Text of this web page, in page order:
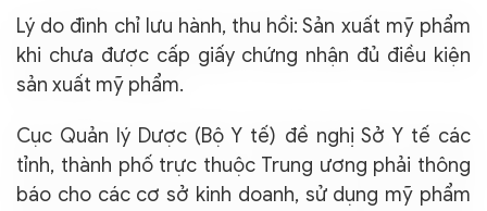
Lý do đình chỉ lưu hành, thu hồi: Sản xuất mỹ phẩm
khi chưa được cấp giấy chứng nhận đủ điều kiện
sản xuất mỹ phẩm.
Cục Quản lý Dược (Bộ Y tế) đề nghị Sở Y tế các
tỉnh, thành phố trực thuộc Trung ương phải thông
báo cho các cơ sở kinh doanh, sử dụng mỹ phẩm